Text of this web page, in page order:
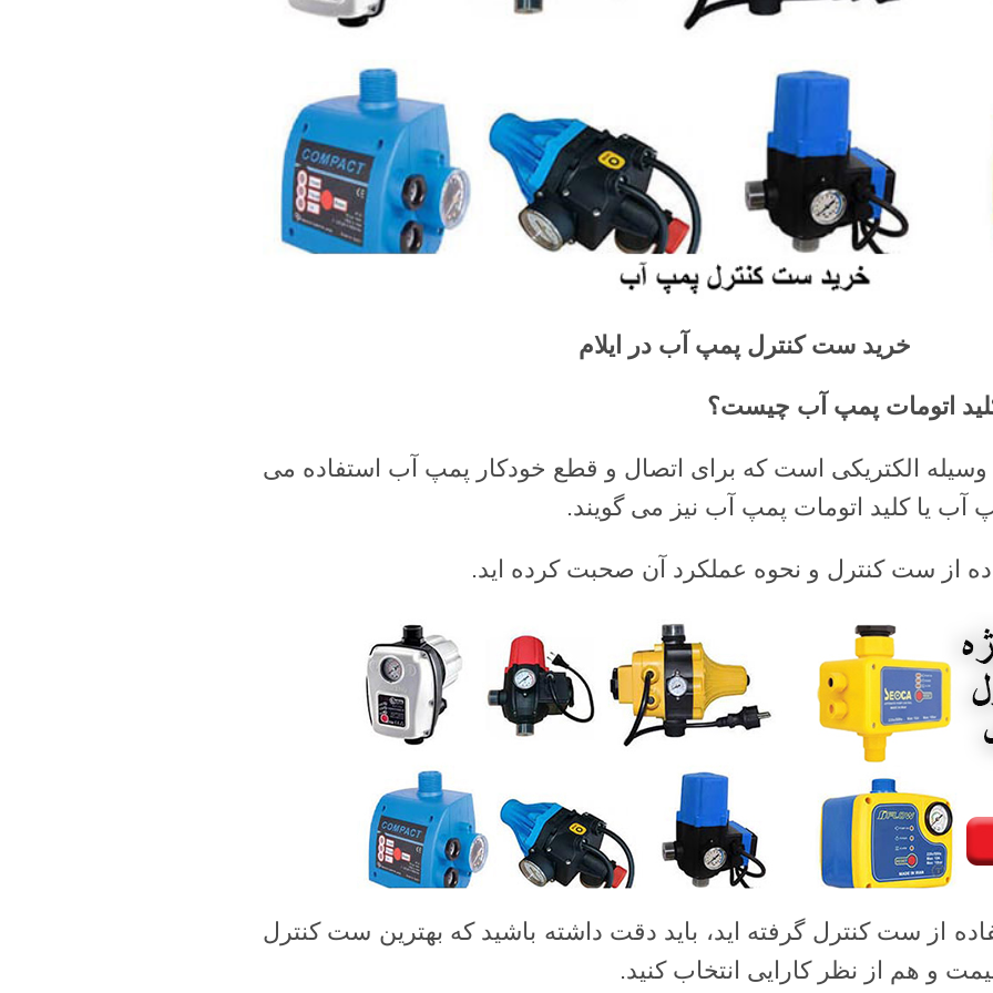
خرید ست کنترل پمپ آب در ایلام
اتومات پمپ آب چیست؟
الکتریکی است که برای اتصال و قطع خودکار پمپ آب استفاده می
آب یا کلید اتومات پمپ آب نیز می گویند.
از ست کنترل و نحوه عملکرد آن صحبت کرده اید.
از ست کنترل گرفته اید، باید دقت داشته باشید که بهترین ست کنترل
و هم از نظر کارایی انتخاب کنید.